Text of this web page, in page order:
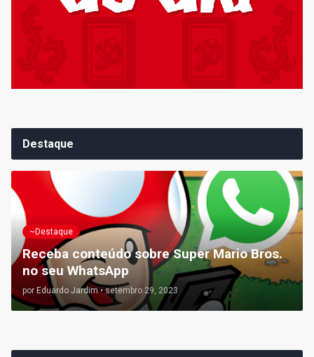
Destaque
~Destaque
Receba conteúdo sobre Super Mario Bros.
no seu WhatsApp
por Eduardo Jardim • setembro 29, 2023